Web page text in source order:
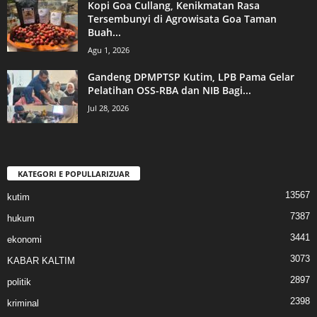
Kopi Goa Cullang, Kenikmatan Rasa
Tersembunyi di Agrowisata Goa Taman
Buah...
Agu 1, 2026
Gandeng DPMPTSP Kutim, LPB Pama Gelar
Pelatihan OSS-RBA dan NIB Bagi...
Jul 28, 2026
KATEGORI E POPULLARIZUAR
kutim 13567
hukum 7387
ekonomi 3441
KABAR KALTIM 3073
politik 2897
kriminal
2398